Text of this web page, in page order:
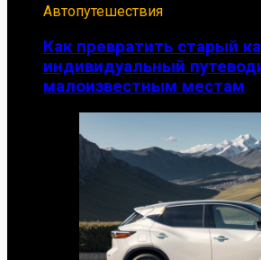
Автопутешествия
Как превратить старый
индивидуальный
малоизвестным местам